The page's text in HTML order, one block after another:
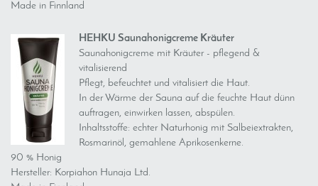
Made in Finnland
HEHKU Saunahonigcreme Kräuter
Saunahonigcreme mit Kräuter - pflegend &
vitalisierend
Pflegt, befeuchtet und vitalisiert die Haut.
In der Wärme der Sauna auf die feuchte Haut dünn
auftragen, einwirken lassen, abspülen.
Inhaltsstoffe: echter Naturhonig mit Salbeiextrakten,
Rosmarinöl, gemahlene Aprikosenkerne.
90 % Honig
Hersteller: Korpiahon Hunaja Ltd.